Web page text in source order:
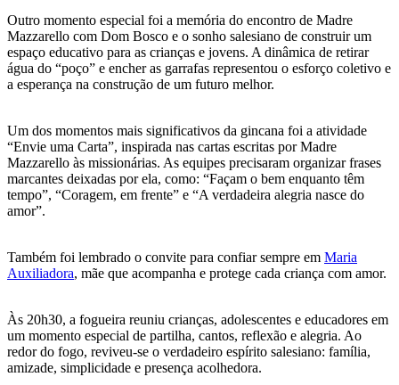
Outro momento especial foi a memória do encontro de Madre
Mazzarello com Dom Bosco e o sonho salesiano de construir um
espaço educativo para as crianças e jovens. A dinâmica de retirar
água do “poço” e encher as garrafas representou o esforço coletivo e
a esperança na construção de um futuro melhor.
Um dos momentos mais significativos da gincana foi a atividade
“Envie uma Carta”, inspirada nas cartas escritas por Madre
Mazzarello às missionárias. As equipes precisaram organizar frases
marcantes deixadas por ela, como: “Façam o bem enquanto têm
tempo”, “Coragem, em frente” e “A verdadeira alegria nasce do
amor”.
Também foi lembrado o convite para confiar sempre em Maria
Auxiliadora, mãe que acompanha e protege cada criança com amor.
Às 20h30, a fogueira reuniu crianças, adolescentes e educadores em
um momento especial de partilha, cantos, reflexão e alegria. Ao
redor do fogo, reviveu-se o verdadeiro espírito salesiano: família,
amizade, simplicidade e presença acolhedora.